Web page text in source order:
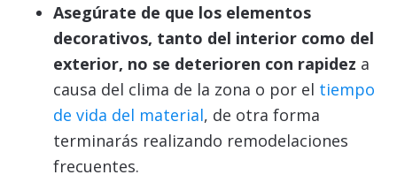
Asegúrate de que los elementos
decorativos, tanto del interior como del
exterior, no se deterioren con rapidez a
causa del clima de la zona o por el tiempo
de vida del material, de otra forma
terminarás realizando remodelaciones
frecuentes.